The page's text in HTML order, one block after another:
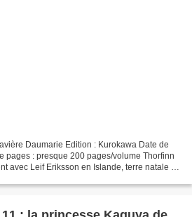
Daumarie Edition : Kurokawa Date de
pages : presque 200 pages/volume Thorfinn
avec Leif Eriksson en Islande, terre natale de